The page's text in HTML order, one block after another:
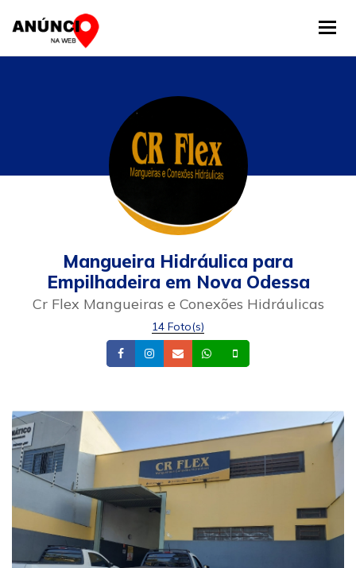
Mangueira Hidráulica para
Empilhadeira em Nova Odessa
Cr Flex Mangueiras e Conexões Hidráulicas
14 Foto(s)
FacebookInstagram
Email Whatsapp